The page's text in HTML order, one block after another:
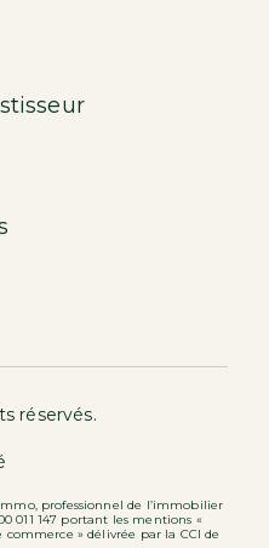
réservés.
professionnel de l’immobilier
011 147 portant les mentions «
» délivrée par la CCI de